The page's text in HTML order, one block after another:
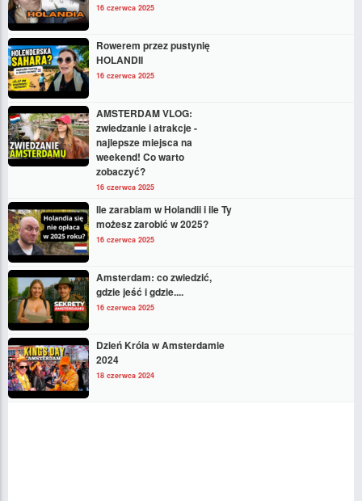
16 czerwca 2025
Rowerem przez pustynię
HOLANDII
16 czerwca 2025
AMSTERDAM VLOG:
zwiedzanie i atrakcje -
najlepsze miejsca na
weekend! Co warto
zobaczyć?
16 czerwca 2025
Ile zarabiam w Holandii i ile Ty
możesz zarobić w 2025?
16 czerwca 2025
Amsterdam: co zwiedzić,
gdzie jeść i gdzie....
16 czerwca 2025
Dzień Króla w Amsterdamie
2024
18 czerwca 2024